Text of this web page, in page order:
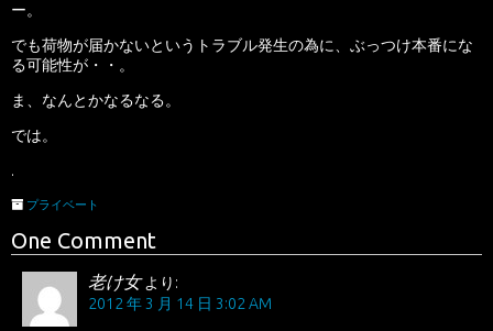
ー。
でも荷物が届かないというトラブル発生の為に、ぶっつけ本番にな
る可能性が・・。
ま、なんとかなるなる。
では。
.
プライベート
One Comment
老け女 より:
2012 年 3 月 14 日 3:02 AM